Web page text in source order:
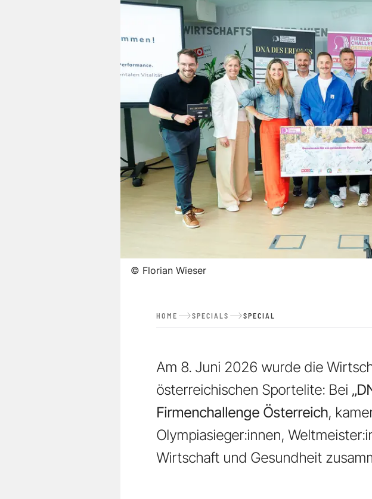
© Florian Wieser
HOME SPECIALS SPECIAL
Am 8. Juni 2026 wurde die
österreichischen Sportelite: Bei
Firmenchallenge Österreich,
Olympiasieger:innen,
Wirtschaft und Gesundheit